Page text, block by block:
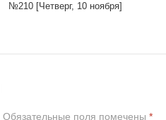
№210 [Четверг, 10 ноября]
Обязательные поля помечены *